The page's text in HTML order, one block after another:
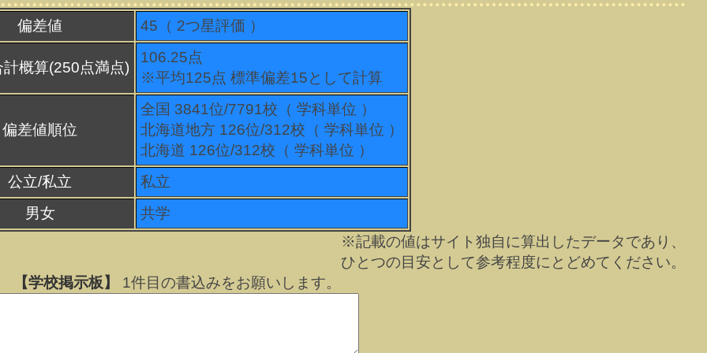
偏差値 45（ 2つ星評価 ）
概算(250点満点)
106.25点
※平均125点 標準偏差15として計算
偏差値順位
全国 3841位/7791校（ 学科単位 ）
北海道地方 126位/312校（ 学科単位 ）
北海道 126位/312校（ 学科単位 ）
公立/私立
私立
男女
共学
※記載の値はサイト独自に算出したデータであり、
ひとつの目安として参考程度にとどめてください。
【学校掲示板】
1件目の書込みをお願いします。